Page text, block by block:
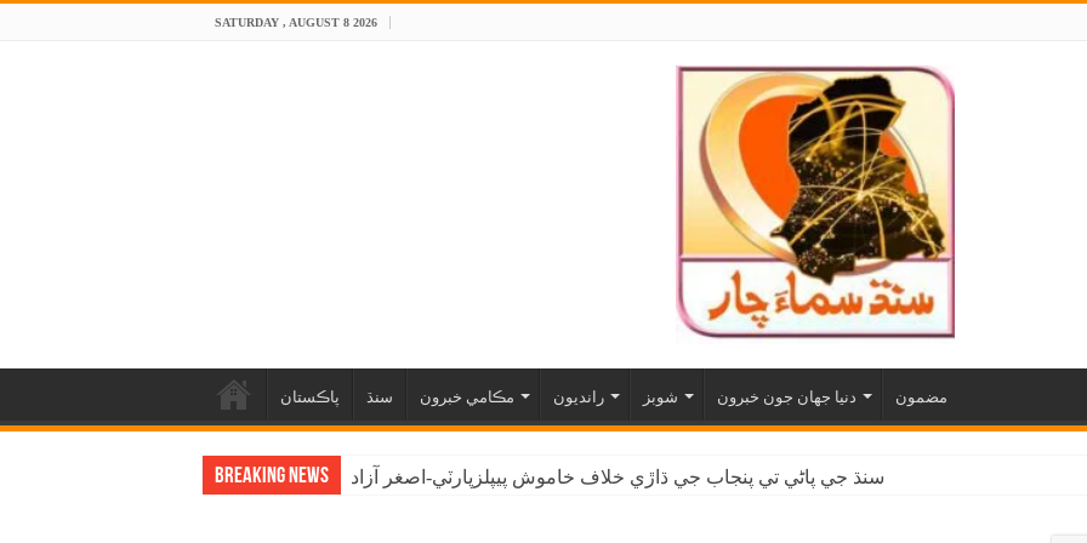
SATURDAY , AUGUST 8 2026
پاڪستان سنڌ مڪامي خبرون رانديون شوبز دنيا جهان جون خبرون مضمون
Breaking News سنڌ جي پاڻي تي پنجاب جي ڌاڙي خلاف خاموش پيپلزپارٽي-اصغر آزاد